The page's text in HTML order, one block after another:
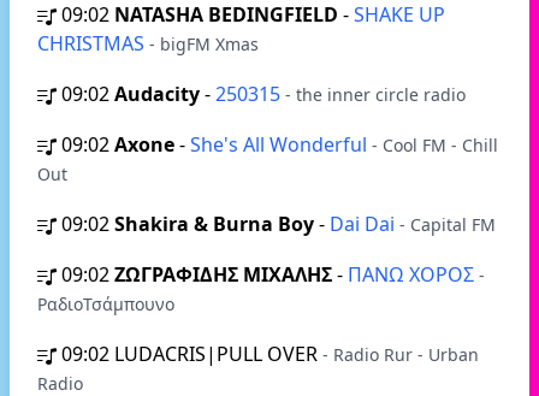
09:02 NATASHA BEDINGFIELD -SHAKE UP
CHRISTMAS - bigFM Xmas
09:02Audacity-250315 - the inner circle radio
09:02Axone-She's All Wonderful - Cool FM - Chill
Out
09:02Shakira & Burna Boy- Dai Dai - Capital FM
09:02ΖΩΓΡΑΦΙΔΗΣ ΜΙΧΑΛΗΣ- ΠΑΝΩ ΧΟΡΟΣ -
ΡαδιοΤσάμπουνο
09:02 LUDACRIS|PULL OVER - Radio Rur - Urban
Radio